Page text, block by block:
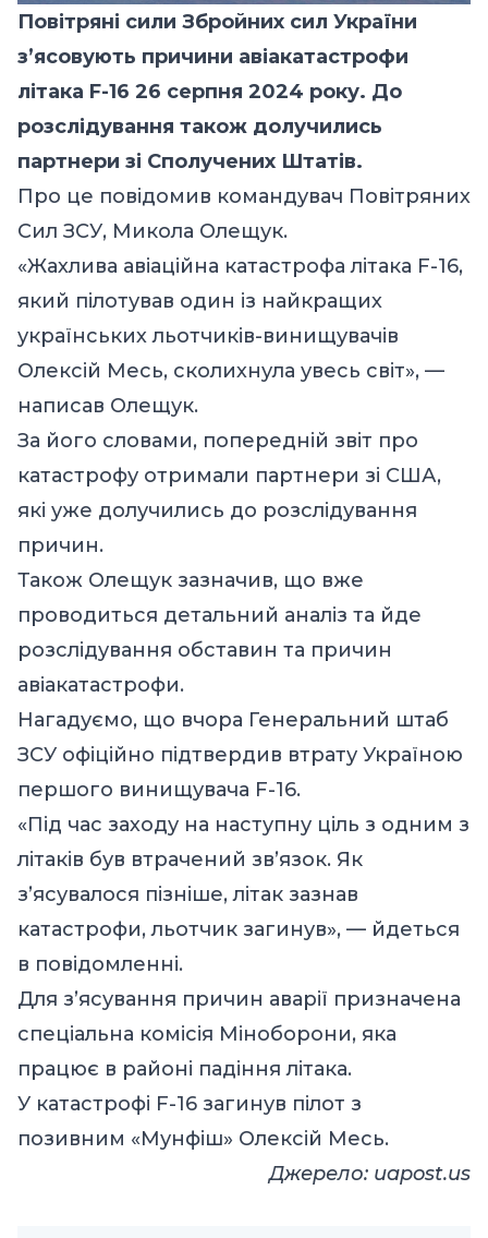
Повітряні сили Збройних сил України
з’ясовують причини авіакатастрофи
літака F-16 26 серпня 2024 року. До
розслідування також долучились
партнери зі Сполучених Штатів.
Про це повідомив командувач Повітряних
Сил ЗСУ, Микола Олещук.
«Жахлива авіаційна катастрофа літака F-16,
який пілотував один із найкращих
українських льотчиків-винищувачів
Олексій Месь, сколихнула увесь світ», —
написав Олещук.
За його словами, попередній звіт про
катастрофу отримали партнери зі США,
які уже долучились до розслідування
причин.
Також Олещук зазначив, що вже
проводиться детальний аналіз та йде
розслідування обставин та причин
авіакатастрофи.
Нагадуємо, що вчора Генеральний штаб
ЗСУ офіційно підтвердив втрату Україною
першого винищувача F-16.
«Під час заходу на наступну ціль з одним з
літаків був втрачений звʼязок. Як
зʼясувалося пізніше, літак зазнав
катастрофи, льотчик загинув», — йдеться
в повідомленні.
Для зʼясування причин аварії призначена
спеціальна комісія Міноборони, яка
працює в районі падіння літака.
У катастрофі F-16 загинув пілот з
позивним «Мунфіш» Олексій Месь​.
Джерело: uapost.us